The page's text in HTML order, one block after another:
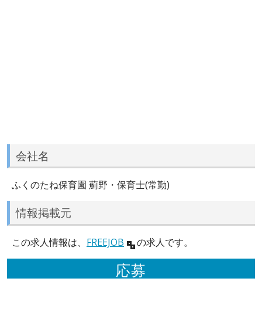
会社名
ふくのたね保育園 薊野・保育士(常勤)
情報掲載元
この求人情報は、 FREEJOB の求人です。
応募